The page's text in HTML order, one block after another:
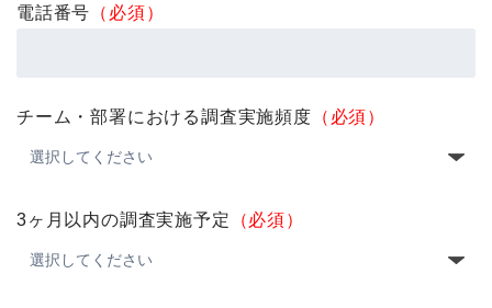
電話番号 （必須）
チーム・部署における調査実施頻度 （必須）
3ヶ月以内の調査実施予定 （必須）